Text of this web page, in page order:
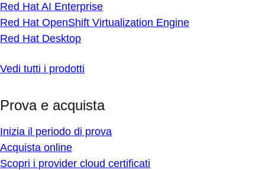
Red Hat AI Enterprise
Red Hat OpenShift Virtualization Engine
Red Hat Desktop
Vedi tutti i prodotti
Prova e acquista
Inizia il periodo di prova
Acquista online
Scopri i provider cloud certificati